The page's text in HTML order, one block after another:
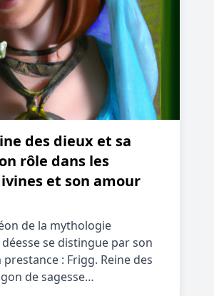
des dieux et sa
rôle dans les
et son amour
de la mythologie
se distingue par son
: Frigg. Reine des
de sagesse…